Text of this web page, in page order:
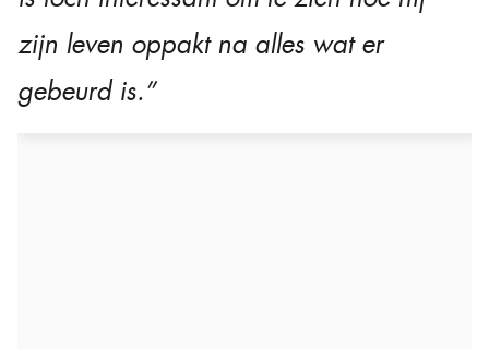
zijn leven oppakt na alles wat er
gebeurd is.”